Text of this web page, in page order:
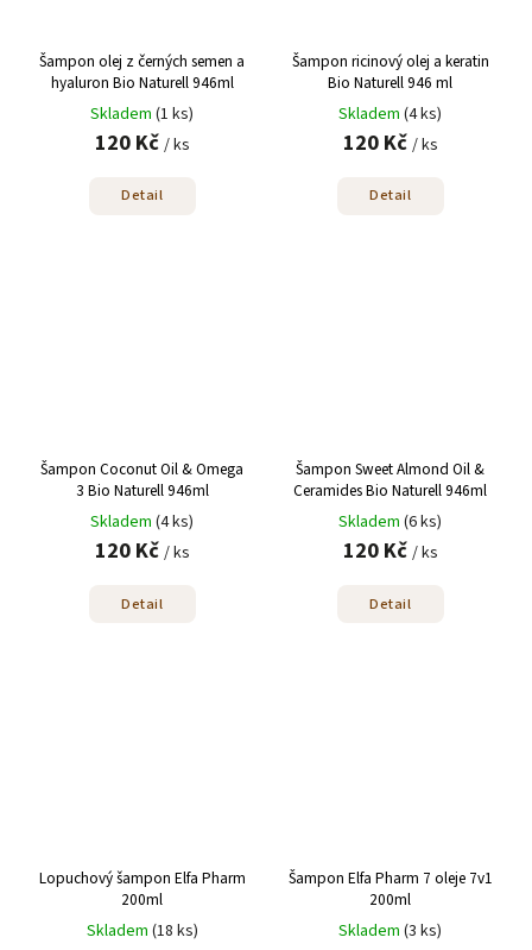
Šampon olej z černých semen a
hyaluron Bio Naturell 946ml
Skladem (1 ks)
120 Kč / ks
Detail
Šampon ricinový olej a keratin
Bio Naturell 946 ml
Skladem (4 ks)
120 Kč / ks
Detail
Šampon Coconut Oil & Omega
3 Bio Naturell 946ml
Skladem (4 ks)
120 Kč / ks
Detail
Šampon Sweet Almond Oil &
Ceramides Bio Naturell 946ml
Skladem (6 ks)
120 Kč / ks
Detail
Lopuchový šampon Elfa Pharm
200ml
Skladem (18 ks)
Šampon Elfa Pharm 7 oleje 7v1
200ml
Skladem (3 ks)